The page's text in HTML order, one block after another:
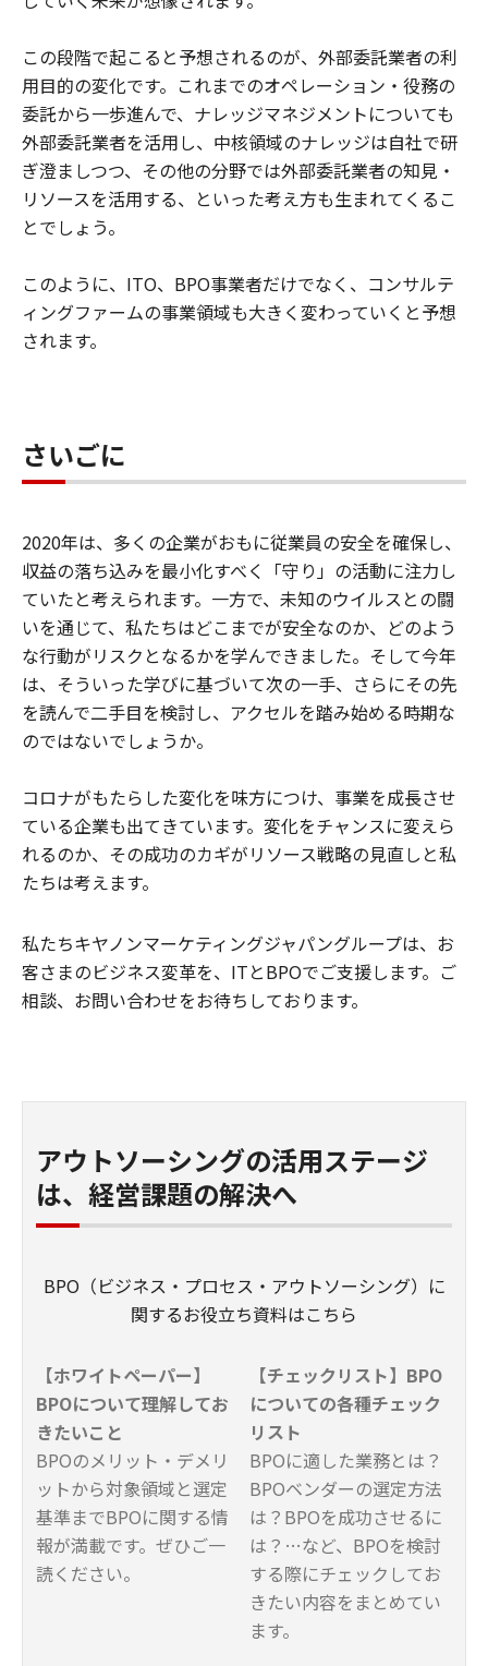
この段階で起こると予想されるのが、外部委託業者の利
用目的の変化です。これまでのオペレーション・役務の
委託から一歩進んで、ナレッジマネジメントについても
外部委託業者を活用し、中核領域のナレッジは自社で研
ぎ澄ましつつ、その他の分野では外部委託業者の知見・
リソースを活用する、といった考え方も生まれてくるこ
とでしょう。
このように、ITO、BPO事業者だけでなく、コンサルテ
ィングファームの事業領域も大きく変わっていくと予想
されます。
さいごに
2020年は、多くの企業がおもに従業員の安全を確保し、
収益の落ち込みを最小化すべく「守り」の活動に注力し
ていたと考えられます。一方で、未知のウイルスとの闘
いを通じて、私たちはどこまでが安全なのか、どのよう
な行動がリスクとなるかを学んできました。そして今年
は、そういった学びに基づいて次の一手、さらにその先
を読んで二手目を検討し、アクセルを踏み始める時期な
のではないでしょうか。
コロナがもたらした変化を味方につけ、事業を成長させ
ている企業も出てきています。変化をチャンスに変えら
れるのか、その成功のカギがリソース戦略の見直しと私
たちは考えます。
私たちキヤノンマーケティングジャパングループは、お
客さまのビジネス変革を、ITとBPOでご支援します。ご
相談、お問い合わせをお待ちしております。
アウトソーシングの活用ステージ
は、経営課題の解決へ
BPO（ビジネス・プロセス・アウトソーシング）に
関するお役立ち資料はこちら
【ホワイトペーパー】
BPOについて理解してお
きたいこと
BPOのメリット・デメリ
ットから対象領域と選定
基準までBPOに関する情
報が満載です。ぜひご一
読ください。
【チェックリスト】BPO
についての各種チェック
リスト
BPOに適した業務とは？
BPOベンダーの選定方法
は？BPOを成功させるに
は？…など、BPOを検討
する際にチェックしてお
きたい内容をまとめてい
ます。